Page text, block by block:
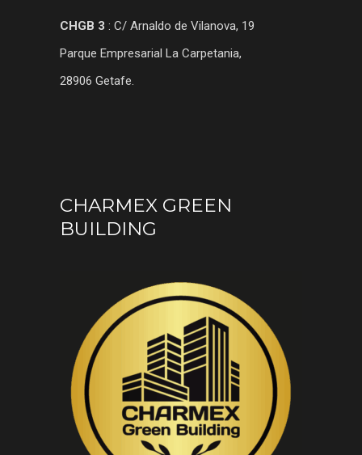
CHGB 3 : C/ Arnaldo de Vilanova, 19
Parque Empresarial La Carpetania,
28906 Getafe.
CHARMEX GREEN
BUILDING